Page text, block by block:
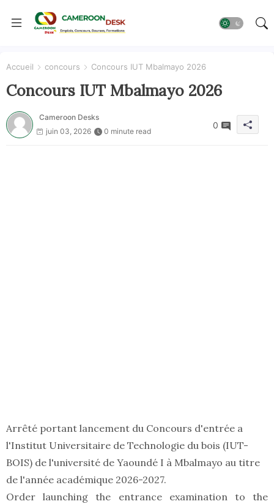
Accueil concours Concours IUT Mbalmayo 2026
Concours IUT Mbalmayo 2026
Cameroon Desks
juin 03, 2026
0 minute read
0
Arrêté portant lancement du Concours d'entrée a
l'Institut Universitaire de Technologie du bois (IUT-
BOIS) de l'université de Yaoundé I à Mbalmayo au titre
de l'année académique 2026-2027.
Order launching the entrance examination to the